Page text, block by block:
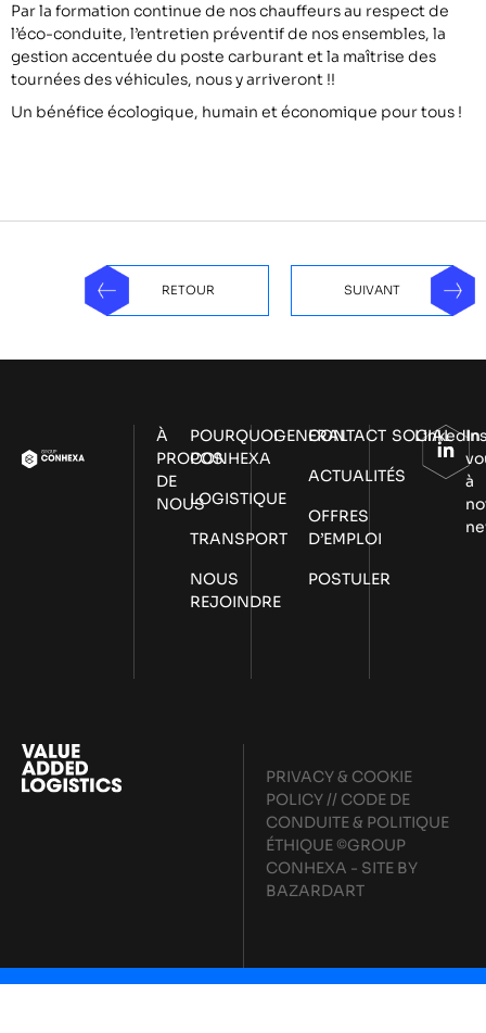
Par la formation continue de nos chauffeurs au respect de
l’éco-conduite, l’entretien préventif de nos ensembles, la
gestion accentuée du poste carburant et la maîtrise des
tournées des véhicules, nous y arriveront !!
Un bénéfice écologique, humain et économique pour tous !
RETOUR SUIVANT
À
PROPOS
DE
NOUS
POURQUOI
CONHEXA
LOGISTIQUE
TRANSPORT
NOUS
REJOINDRE
GENERAL
CONTACT
ACTUALITÉS
OFFRES
D’EMPLOI
POSTULER
SOCIAL
LinkedIn
à
PRIVACY & COOKIE
POLICY// CODE DE
CONDUITE & POLITIQUE
ÉTHIQUE©GROUP
CONHEXA - SITE BY
BAZARDART